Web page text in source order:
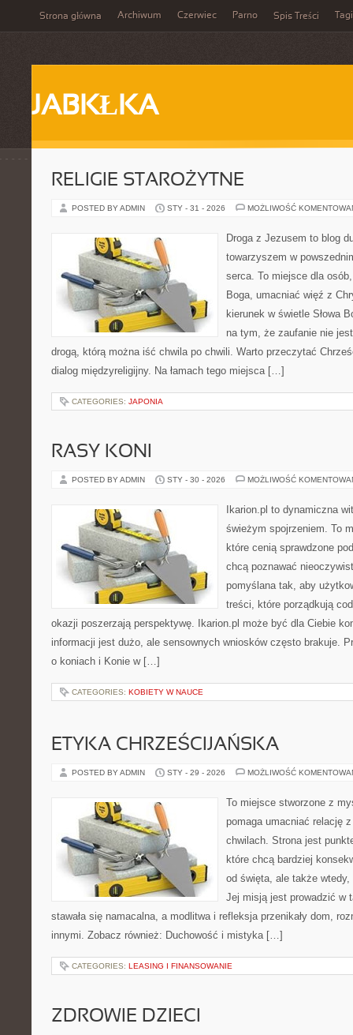
Strona główna Archiwum Czerwiec Parno Spis Treści Tagi
JABKŁKA
RELIGIE STAROŻYTNE
POSTED BY ADMIN STY - 31 - 2026 MOŻLIWOŚĆ
Droga z Jezusem to blog
towarzyszem w
serca. To miejsce dla
Boga, umacniać więź z
kierunek w świetle Słowa
na tym, że zaufanie nie
drogą, którą można iść chwila po chwili. Warto przeczytać
dialog międzyreligijny. Na łamach tego miejsca […]
CATEGORIES: JAPONIA
RASY KONI
POSTED BY ADMIN STY - 30 - 2026 MOŻLIWOŚĆ
Ikarion.pl to dynamiczna
świeżym spojrzeniem. To
które cenią sprawdzone
chcą poznawać
pomyślana tak, aby
treści, które porządkują
okazji poszerzają perspektywę. Ikarion.pl może być dla Ciebie
informacji jest dużo, ale sensownych wniosków często brakuje.
o koniach i Konie w […]
CATEGORIES: KOBIETY W NAUCE
ETYKA CHRZEŚCIJAŃSKA
POSTED BY ADMIN STY - 29 - 2026 MOŻLIWOŚĆ
To miejsce stworzone z
pomaga umacniać relację
chwilach. Strona jest
które chcą bardziej
od święta, ale także
Jej misją jest prowadzić w
stawała się namacalna, a modlitwa i refleksja przenikały dom,
innymi. Zobacz również: Duchowość i mistyka […]
CATEGORIES: LEASING I FINANSOWANIE
ZDROWIE DZIECI